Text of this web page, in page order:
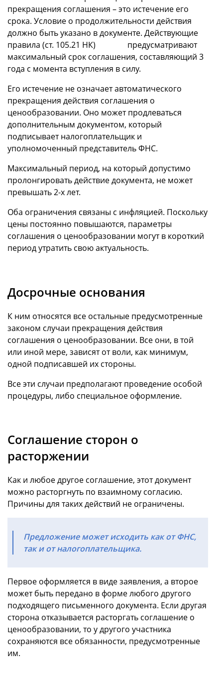
прекращения соглашения – это истечение его
срока. Условие о продолжительности действия
должно быть указано в документе. Действующие
правила (ст. 105.21 НК) предусматривают
максимальный срок соглашения, составляющий 3
года с момента вступления в силу.
Его истечение не означает автоматического
прекращения действия соглашения о
ценообразовании. Оно может продлеваться
дополнительным документом, который
подписывает налогоплательщик и
уполномоченный представитель ФНС.
Максимальный период, на который допустимо
пролонгировать действие документа, не может
превышать 2-х лет.
Оба ограничения связаны с инфляцией. Поскольку
цены постоянно повышаются, параметры
соглашения о ценообразовании могут в короткий
период утратить свою актуальность.
Досрочные основания
К ним относятся все остальные предусмотренные
законом случаи прекращения действия
соглашения о ценообразовании. Все они, в той
или иной мере, зависят от воли, как минимум,
одной подписавшей их стороны.
Все эти случаи предполагают проведение особой
процедуры, либо специальное оформление.
Соглашение сторон о
расторжении
Как и любое другое соглашение, этот документ
можно расторгнуть по взаимному согласию.
Причины для таких действий не ограничены.
Предложение может исходить как от ФНС,
так и от налогоплательщика.
Первое оформляется в виде заявления, а второе
может быть передано в форме любого другого
подходящего письменного документа. Если другая
сторона отказывается расторгать соглашение о
ценообразовании, то у другого участника
сохраняются все обязанности, предусмотренные
им.